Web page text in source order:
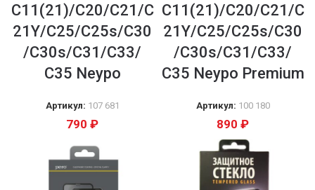
C11(21)/C20/C21/C
21Y/C25/C25s/C30
/C30s/C31/C33/
С35 Neypo
Артикул: 107 681
790 ₽
C11(21)/C20/C21/C
21Y/C25/C25s/C30
/C30s/C31/C33/
С35 Neypo Premium
Артикул: 100 180
890 ₽